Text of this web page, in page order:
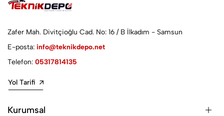
Zafer Mah. Divitçioğlu Cad. No: 16 / B İlkadım - Samsun
E-posta: info@teknikdepo.net
Telefon: 05317814135
Yol Tarifi
Kurumsal